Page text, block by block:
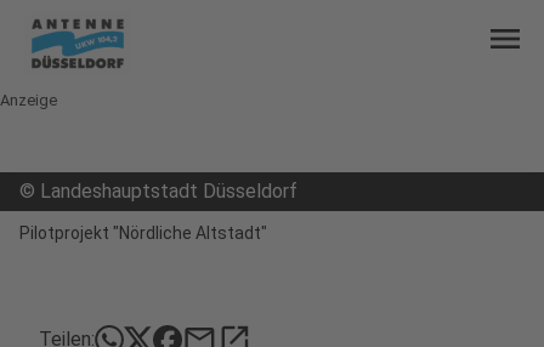
menu
Anzeige
© Landeshauptstadt Düsseldorf
Pilotprojekt "Nördliche Altstadt"
Teilen: